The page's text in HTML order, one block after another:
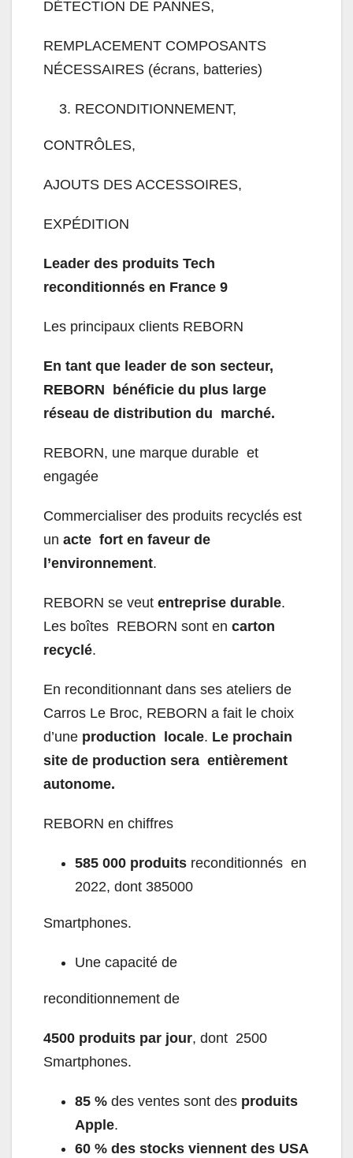
DÉTECTION DE PANNES,
REMPLACEMENT COMPOSANTS
NÉCESSAIRES (écrans, batteries)
RECONDITIONNEMENT,
CONTRÔLES,
AJOUTS DES ACCESSOIRES,
EXPÉDITION
Leader des produits Tech
reconditionnés en France 9
Les principaux clients REBORN
En tant que leader de son secteur,
REBORN bénéficie du plus large
réseau de distribution du marché.
REBORN, une marque durable et
engagée
Commercialiser des produits recyclés est
un acte fort en faveur de
l’environnement.
REBORN se veut entreprise durable.
Les boîtes REBORN sont en carton
recyclé.
En reconditionnant dans ses ateliers de
Carros Le Broc, REBORN a fait le choix
d’une production locale. Le prochain
site de production sera entièrement
autonome.
REBORN en chiffres
585 000 produits reconditionnés en
2022, dont 385000
Smartphones.
Une capacité de
reconditionnement de
4500 produits par jour, dont 2500
Smartphones.
85 % des ventes sont des produits
Apple.
60 % des stocks viennent des USA